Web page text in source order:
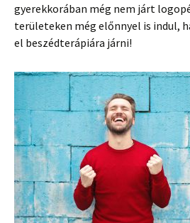
gyerekkorában még nem járt
területeken még előnnyel is indul,
el beszédterápiára járni!